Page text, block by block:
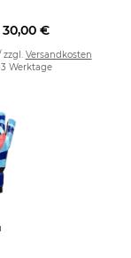
30,00 €
zzgl. Versandkosten
Werktage